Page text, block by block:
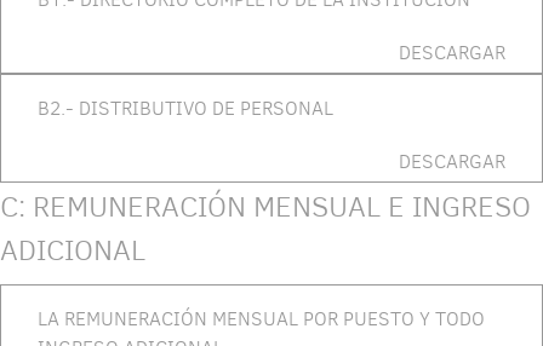
DESCARGAR
B2.- DISTRIBUTIVO DE PERSONAL
DESCARGAR
C: REMUNERACIÓN MENSUAL E INGRESO
ADICIONAL
LA REMUNERACIÓN MENSUAL POR PUESTO Y TODO